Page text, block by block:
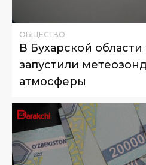
ОБЩЕСТВО
В Бухарской
запустили
атмосферы